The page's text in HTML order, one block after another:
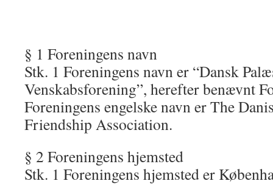
§ 1 Foreningens navn
Stk. 1 Foreningens navn er “Dansk
Venskabsforening”, herefter benævnt
Foreningens engelske navn er The
Friendship Association.
§ 2 Foreningens hjemsted
Stk. 1 Foreningens hjemsted er